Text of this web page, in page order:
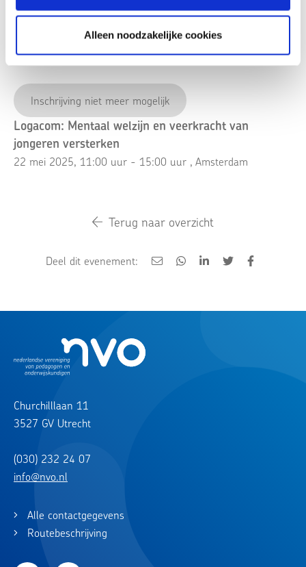
Alleen noodzakelijke cookies
Spaklerweg 79
Inschrijving niet meer mogelijk
Logacom: Mentaal welzijn en veerkracht van
jongeren versterken
22 mei 2025, 11:00 uur - 15:00 uur , Amsterdam
Terug naar overzicht
Deel dit evenement:
Churchilllaan 11
3527 GV Utrecht
(030) 232 24 07
info@nvo.nl
Alle contactgegevens
Routebeschrijving